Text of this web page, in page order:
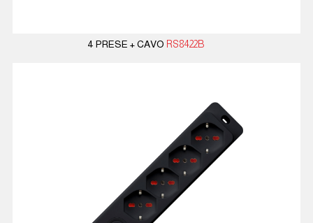
4 PRESE + CAVO RS8422B